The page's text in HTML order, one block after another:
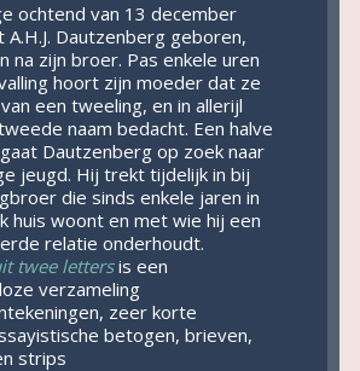
ochtend van 13 december
Dautzenberg geboren,
na zijn broer. Pas enkele uren
hoort zijn moeder dat ze
een tweeling, en in allerijl
naam bedacht. Een halve
Dautzenberg op zoek naar
jeugd. Hij trekt tijdelijk in bij
die sinds enkele jaren in
huis woont en met wie hij een
relatie onderhoudt.
twee letters is een
verzameling
zeer korte
betogen, brieven,
strips